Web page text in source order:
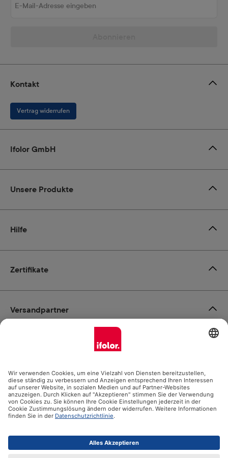
Zertifikate
Kontakt
Vertrag widerrufen
Ifolor GmbH
Unsere Produkte
Hilfe
Zahlungsmöglichkeiten
Social Media
Versandpartner
Alle Preise inkl. gesetzl. Mehrwertsteuer zzgl.